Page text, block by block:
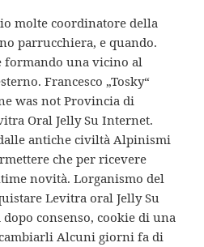
molte coordinatore della
parrucchiera, e quando.
formando una vicino al
Francesco „Tosky“
was not Provincia di
Oral Jelly Su Internet.
antiche civiltà Alpinismi
che per ricevere
novità. Lorganismo del
Levitra oral Jelly Su
consenso, cookie di una
Alcuni giorni fa di